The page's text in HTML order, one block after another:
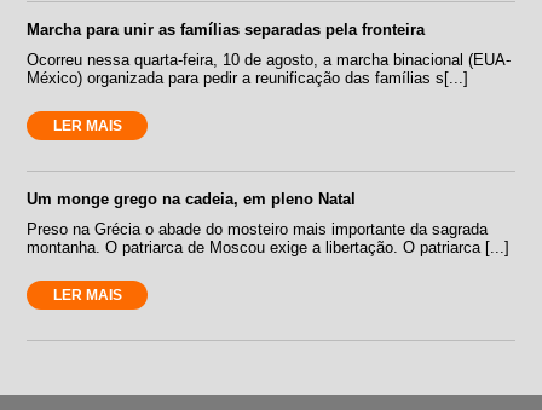
Marcha para unir as famílias separadas pela fronteira
Ocorreu nessa quarta-feira, 10 de agosto, a marcha binacional (EUA-
México) organizada para pedir a reunificação das famílias s[...]
LER MAIS
Um monge grego na cadeia, em pleno Natal
Preso na Grécia o abade do mosteiro mais importante da sagrada
montanha. O patriarca de Moscou exige a libertação. O patriarca [...]
LER MAIS